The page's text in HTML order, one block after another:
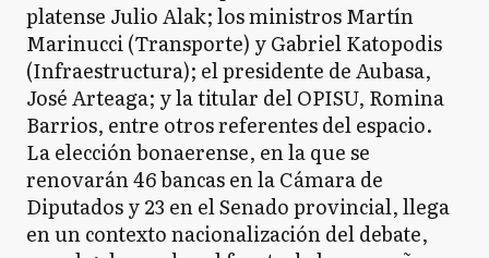
platense Julio Alak; los ministros Martín
Marinucci (Transporte) y Gabriel Katopodis
(Infraestructura); el presidente de Aubasa,
José Arteaga; y la titular del OPISU, Romina
Barrios, entre otros referentes del espacio.
La elección bonaerense, en la que se
renovarán 46 bancas en la Cámara de
Diputados y 23 en el Senado provincial, llega
en un contexto nacionalización del debate,